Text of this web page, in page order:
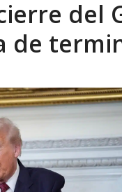
costo del colapso
del
de